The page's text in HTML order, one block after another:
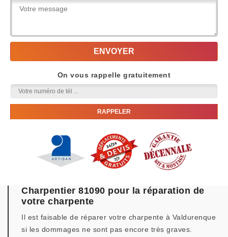
On vous rappelle gratuitement
Charpentier 81090 pour la réparation de
votre charpente
Il est faisable de réparer votre charpente à Valdurenque
si les dommages ne sont pas encore très graves.